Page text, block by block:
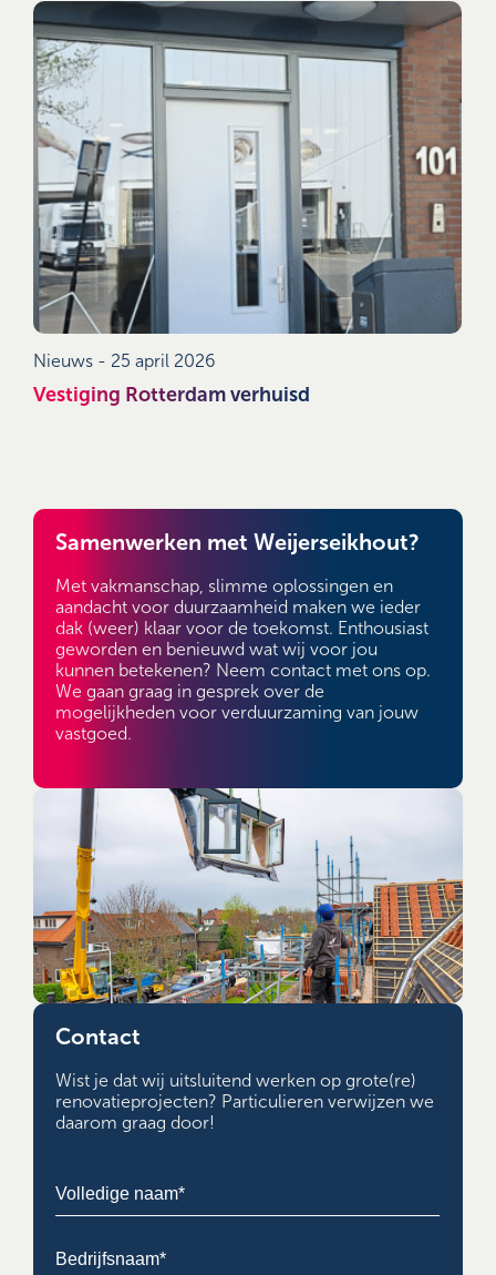
Nieuws - 25 april 2026
Vestiging Rotterdam verhuisd
Samenwerken met Weijerseikhout?
Met vakmanschap, slimme oplossingen en
aandacht voor duurzaamheid maken we ieder
dak (weer) klaar voor de toekomst. Enthousiast
geworden en benieuwd wat wij voor jou
kunnen betekenen? Neem contact met ons op.
We gaan graag in gesprek over de
mogelijkheden voor verduurzaming van jouw
vastgoed.
Contact
Wist je dat wij uitsluitend werken op grote(re)
renovatieprojecten? Particulieren verwijzen we
daarom graag door!
naam(Vereist)